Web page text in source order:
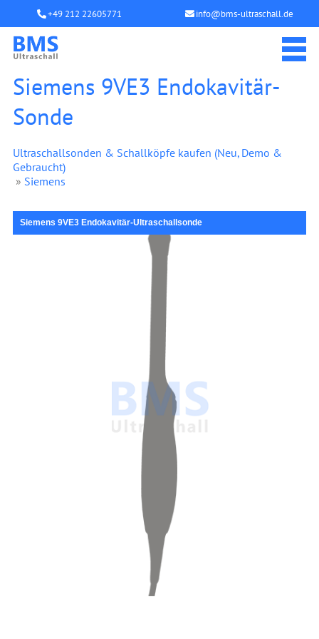
+49 212 22605771 info@bms-ultraschall.de
Siemens 9VE3 Endokavitär-
Sonde
Ultraschallsonden & Schallköpfe kaufen (Neu, Demo &
Gebraucht)
» Siemens
Siemens 9VE3 Endokavitär-Ultraschallsonde